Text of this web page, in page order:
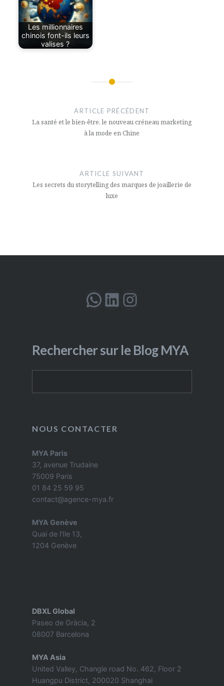
Les millionnaires
chinois font-ils leurs
valises ?
l’article
ARTICLE PRÉCÉDENT
La santé et le bien-être, le nouveau créneau marketing
à la mode en Chine
ARTICLE SUIVANT
Les secrets du storytelling des marques de joaillerie de
luxe
WhatsApp
LinkedIn
Instagram
Rechercher sur le Blog MYA
NOUS CONTACTER
MYA Paris
37, avenue Trudaine
75009 Paris
01 84 25 59 95
contact@agence-mya.fr
MYA Genève
Quai de l'Ile 13,
1204 Genève
DBXL Global
Paseo de Gràcia, 2
08007 Barcelona
MYA Asia
United Valley, Changle road No. 462, Floor 2
Huangpu District, 200020 Shanghai